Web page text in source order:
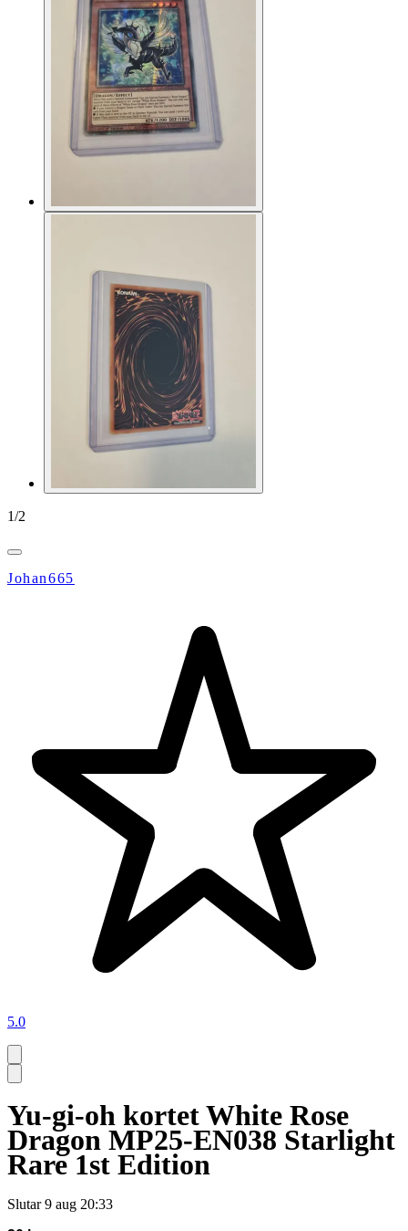
1/2
Johan665
5.0
Yu-gi-oh kortet White Rose
Dragon MP25-EN038 Starlight
Rare 1st Edition
Slutar 9 aug 20:33